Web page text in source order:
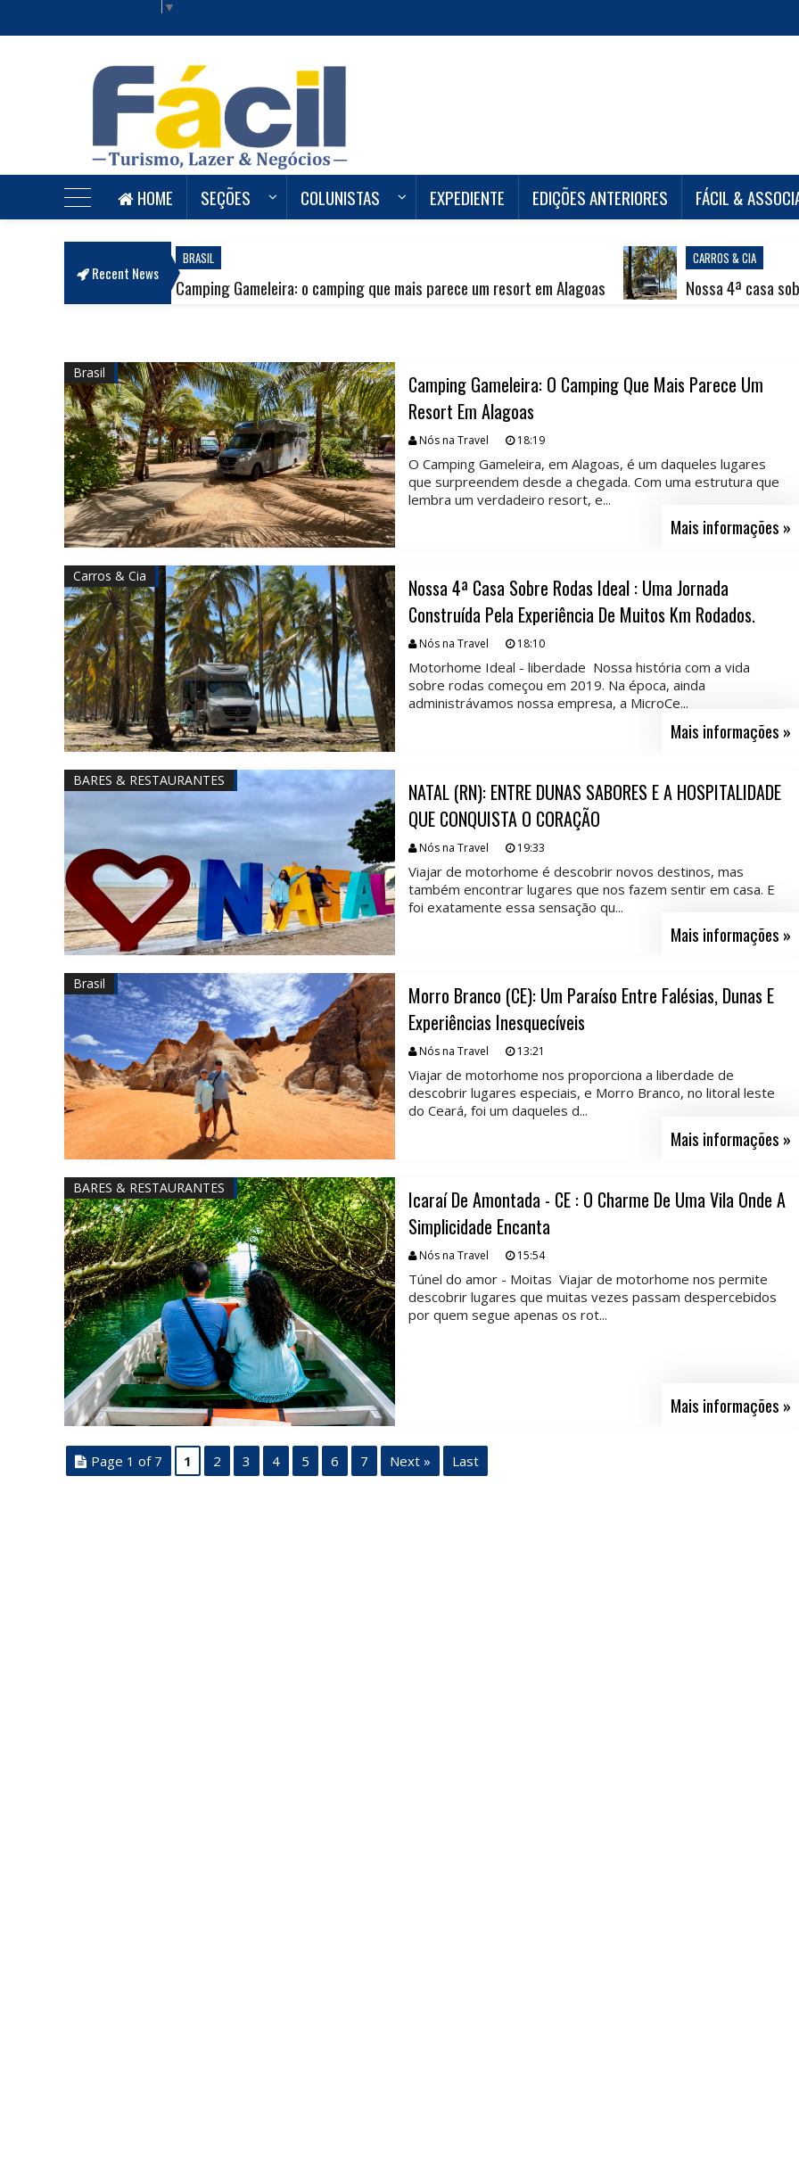
▼
Revista Fácil Lazer e Negócios
HOME SEÇÕES COLUNISTAS EXPEDIENTE EDIÇÕES ANTERIORES FÁCIL &
Recent News
Camping Gameleira: o camping que mais parece um resort em Alagoas
CARROS & CIA
Nossa 4ª casa sobre rodas
Brasil
Camping Gameleira: O Camping Que Mais Parece Um
Resort Em Alagoas
Nós na Travel 18:19
O Camping Gameleira, em Alagoas, é um daqueles lugares
que surpreendem desde a chegada. Com uma estrutura que
lembra um verdadeiro resort, e...
Mais informações »
Carros & Cia
Nossa 4ª Casa Sobre Rodas Ideal : Uma Jornada
Construída Pela Experiência De Muitos Km Rodados.
Nós na Travel 18:10
Motorhome Ideal - liberdade Nossa história com a vida
sobre rodas começou em 2019. Na época, ainda
administrávamos nossa empresa, a MicroCe...
Mais informações »
BARES & RESTAURANTES
NATAL (RN): ENTRE DUNAS SABORES E A HOSPITALIDADE
QUE CONQUISTA O CORAÇÃO
Nós na Travel 19:33
Viajar de motorhome é descobrir novos destinos, mas
também encontrar lugares que nos fazem sentir em casa. E
foi exatamente essa sensação qu...
Mais informações »
Brasil
Morro Branco (CE): Um Paraíso Entre Falésias, Dunas E
Experiências Inesquecíveis
Nós na Travel 13:21
Viajar de motorhome nos proporciona a liberdade de
descobrir lugares especiais, e Morro Branco, no litoral leste
do Ceará, foi um daqueles d...
Mais informações »
BARES & RESTAURANTES
Icaraí De Amontada - CE : O Charme De Uma Vila Onde A
Simplicidade Encanta
Nós na Travel 15:54
Túnel do amor - Moitas Viajar de motorhome nos permite
descobrir lugares que muitas vezes passam despercebidos
por quem segue apenas os rot...
Mais informações »
Page 1 of 7 1 2 3 4 5 6 7 Next » Last